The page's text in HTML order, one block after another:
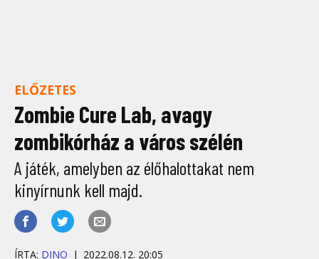
ELŐZETES
Zombie Cure Lab, avagy
zombikórház a város szélén
A játék, amelyben az élőhalottakat nem
kinyírnunk kell majd.
ÍRTA: DINO 2022.08.12. 20:05